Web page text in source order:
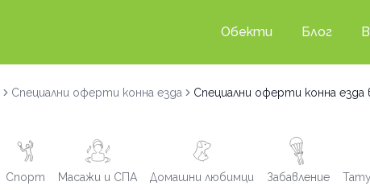
Обекти Блог
Специални оферти конна езда Специални оферти конна езда
Спорт Масажи и СПА Домашни любимци Забавление